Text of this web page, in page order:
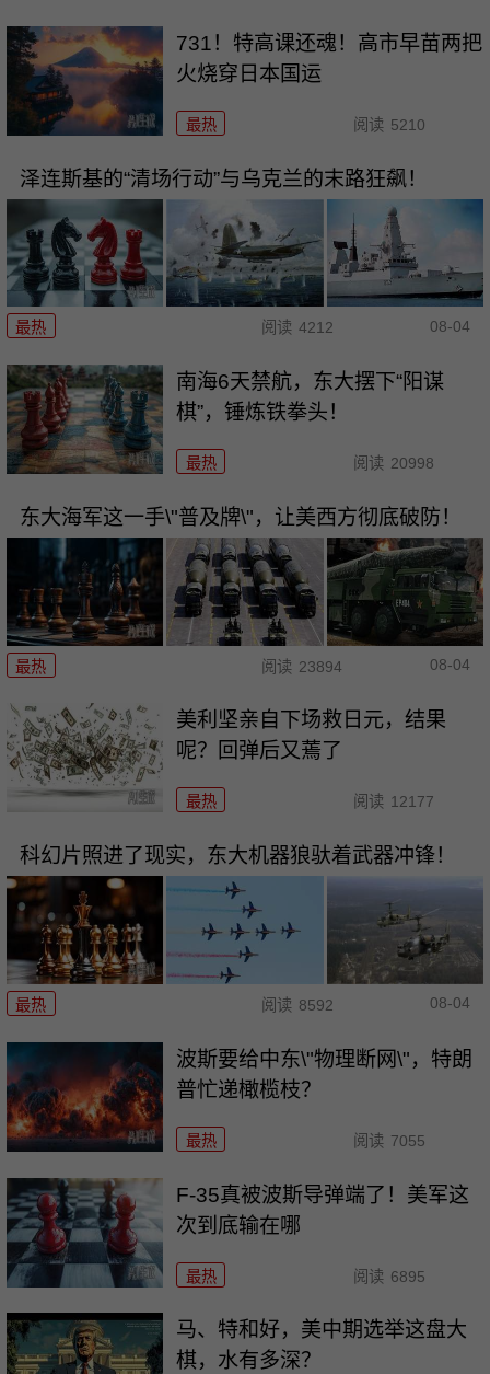
731！特高课还魂！高市早苗两把
火烧穿日本国运
最热 阅读 5210
泽连斯基的“清场行动”与乌克兰的末路狂飙！
最热 阅读 4212 08-04
南海6天禁航，东大摆下“阳谋
棋”，锤炼铁拳头！
最热 阅读 20998
东大海军这一手\"普及牌\"，让美西方彻底破防！
最热 阅读 23894 08-04
美利坚亲自下场救日元，结果
呢？回弹后又蔫了
最热 阅读 12177
科幻片照进了现实，东大机器狼驮着武器冲锋！
最热 阅读 8592 08-04
波斯要给中东\"物理断网\"，特朗
普忙递橄榄枝？
最热 阅读 7055
F-35真被波斯导弹端了！美军这
次到底输在哪
最热 阅读 6895
马、特和好，美中期选举这盘大
棋，水有多深？